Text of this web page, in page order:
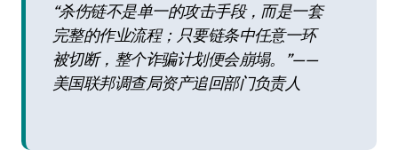
“杀伤链不是单一的攻击手段，而是一套
完整的作业流程；只要链条中任意一环
被切断，整个诈骗计划便会崩塌。”——
美国联邦调查局资产追回部门负责人